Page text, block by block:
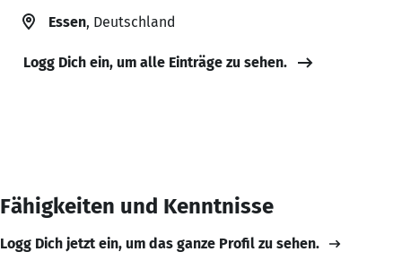
Essen, Deutschland
Logg Dich ein, um alle Einträge zu sehen.
Fähigkeiten und Kenntnisse
Logg Dich jetzt ein, um das ganze Profil zu sehen.